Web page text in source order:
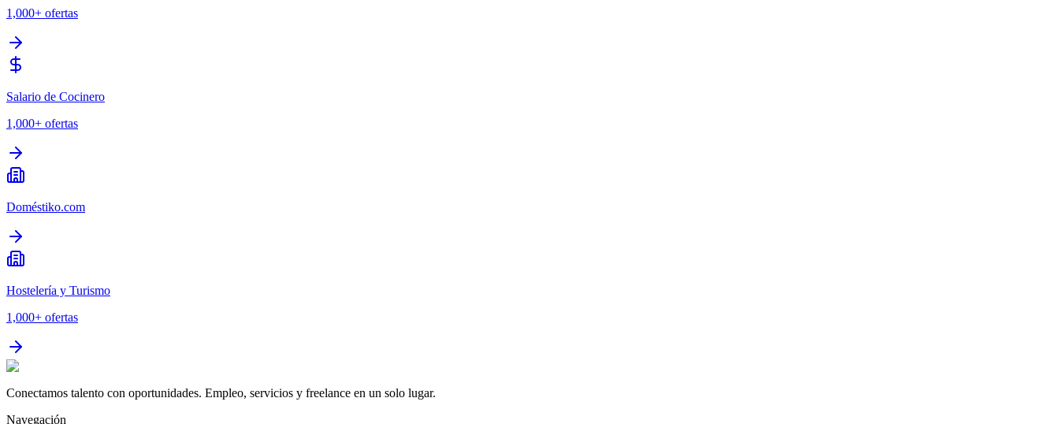
1,000+ ofertas
Salario de Cocinero
1,000+ ofertas
Doméstiko.com
Hostelería y Turismo
1,000+ ofertas
Conectamos talento con oportunidades. Empleo, servicios y freelance en un solo lugar.
Navegación